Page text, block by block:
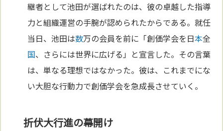
継者として池田が選ばれたのは、彼の卓越した指導
力と組織運営の手腕が認められたからである。就任
当日、池田は数万の会員を前に「創価学会を日本全
国、さらには世界に広げる」と宣言した。その言葉
は、単なる理想ではなかった。彼は、これまでにな
い大胆な行動力で創価学会を急成長させていく。
折伏大行進の幕開け